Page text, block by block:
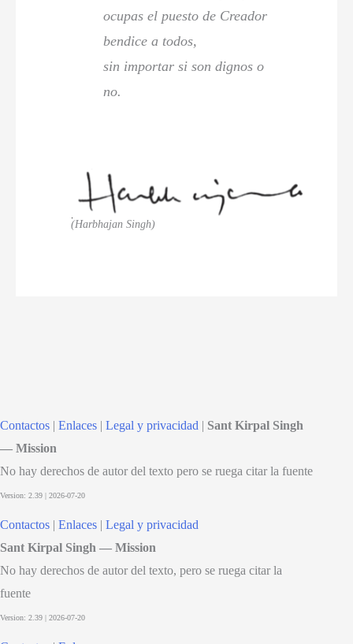
ocupas el puesto de Creador
bendice a todos,
sin importar si son dignos o
no.
(Harbhajan Singh)
Contactos | Enlaces | Legal y privacidad | Sant Kirpal Singh
— Mission
No hay derechos de autor del texto pero se ruega citar la fuente
Contactos | Enlaces | Legal y privacidad
Sant Kirpal Singh — Mission
No hay derechos de autor del texto, pero se ruega citar la
fuente